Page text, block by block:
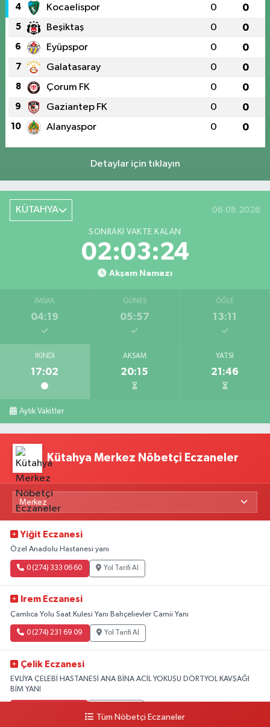
4 Kocaelispor 0 0
5 Beşiktaş 0 0
6 Eyüpspor 0 0
7 Galatasaray 0 0
8 Çorum FK 0 0
9 Gaziantep FK 0 0
10 Alanyaspor 0 0
Detaylar için tıklayın
KÜTAHYA 06.08.2026
SONRAKI VAKTE KALAN
02:03:23
Akşam Namazı
İMSAK
04:19
GÜNEŞ
05:57
ÖĞLE
13:11
İKINDI
17:02
AKŞAM
20:15
YATSI
21:46
Aylık Vakitler
Kütahya Merkez Nöbetçi Eczaneler
Yiğit Eczanesi
Özel Anadolu Hastanesi yanı
0 (274) 333 06 60 Yol Tarifi Al
Irem Eczanesi
Çamlıca Yolu Saat Kulesi Yanı Bahçelievler Camii Yanı
0 (274) 231 69 09 Yol Tarifi Al
Çelik Eczanesi
EVLİYA ÇELEBİ HASTANESİ ANA BİNA ACİL YOKUŞU DÖRTYOL KAVŞAĞI
BİM YANI
Tüm Nöbetçi Eczaneler